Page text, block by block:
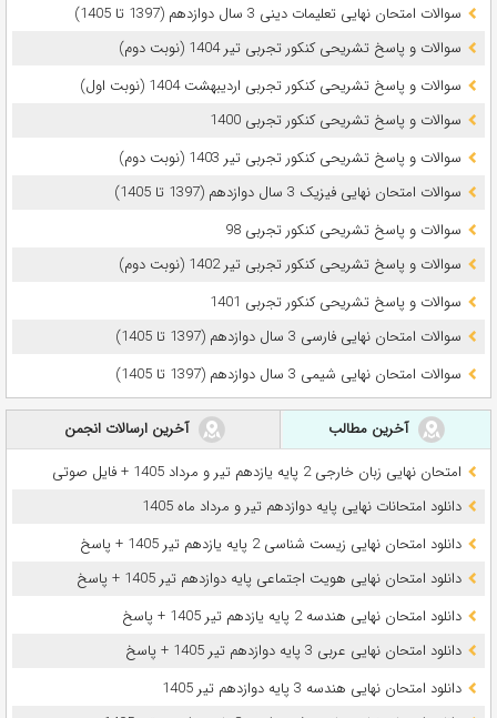
سوالات امتحان نهایی تعلیمات دینی 3 سال دوازدهم (1397 تا 1405)
سوالات و پاسخ تشریحی کنکور تجربی تیر 1404 (نوبت دوم)
سوالات و پاسخ تشریحی کنکور تجربی اردیبهشت 1404 (نوبت اول)
سوالات و پاسخ تشریحی کنکور تجربی 1400
سوالات و پاسخ تشریحی کنکور تجربی تیر 1403 (نوبت دوم)
سوالات امتحان نهایی فیزیک 3 سال دوازدهم (1397 تا 1405)
سوالات و پاسخ تشریحی کنکور تجربی 98
سوالات و پاسخ تشریحی کنکور تجربی تیر 1402 (نوبت دوم)
سوالات و پاسخ تشریحی کنکور تجربی 1401
سوالات امتحان نهایی فارسی 3 سال دوازدهم (1397 تا 1405)
سوالات امتحان نهایی شیمی 3 سال دوازدهم (1397 تا 1405)
آخرین مطالب
آخرین ارسالات انجمن
امتحان نهایی زبان خارجی 2 پایه یازدهم تیر و مرداد 1405 + فایل صوتی
دانلود امتحانات نهایی پایه دوازدهم تیر و مرداد ماه 1405
دانلود امتحان نهایی زیست شناسی 2 پایه یازدهم تیر 1405 + پاسخ
دانلود امتحان نهایی هویت اجتماعی پایه دوازدهم تیر 1405 + پاسخ
دانلود امتحان نهایی هندسه 2 پایه یازدهم تیر 1405 + پاسخ
دانلود امتحان نهایی عربی 3 پایه دوازدهم تیر 1405 + پاسخ
دانلود امتحان نهایی هندسه 3 پایه دوازدهم تیر 1405